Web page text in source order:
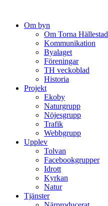
innehållOm byn
Om Torna Hällestad
Kommunikation
Byalaget
Föreningar
TH veckoblad
Historia
Projekt
Ekoby
Naturgrupp
Nöjesgrupp
Trafik
Webbgrupp
Upplev
Tolvan
Facebookgrupper
Idrott
Kyrkan
Natur
Tjänster